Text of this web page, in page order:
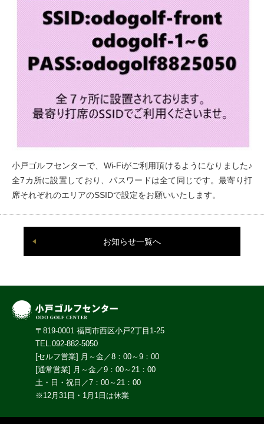
小戸ゴルフセンターで、Wi-Fiがご利用頂けるようになりました♪
全7カ所に設置しており、パスワードは全て同じです。最寄り打
席それぞれのエリアのSSIDで設定をお願いいたします。
お知らせ一覧へ
〒819-0001 福岡市西区小戸2丁目1-25
TEL.092-882-5050
[セルフ営業] 月～金／8：00～9：00
[通常営業] 月～金／9：00～21：00
土・日・祝日／7：00～21：00
※12月31日・1月1日は休業